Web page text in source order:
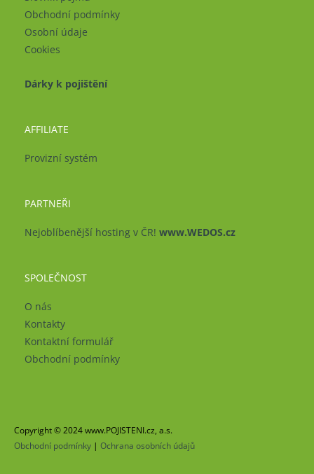
Obchodní podmínky
Osobní údaje
Cookies
Dárky k pojištění
AFFILIATE
Provizní systém
PARTNEŘI
Nejoblíbenější hosting v ČR! www.WEDOS.cz
SPOLEČNOST
O nás
Kontakty
Kontaktní formulář
Obchodní podmínky
Copyright © 2024 www.POJISTENI.cz, a.s.
Obchodní podmínky | Ochrana osobních údajů